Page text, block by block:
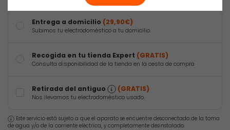
Entrega a domicilio (29,90€)
Subimos tu electrodoméstico a tu domicilio.
Recogida en tu tienda Expert (GRATIS)
Consulta disponibilidad de la tienda en la cesta de compra
Retirada del antiguo (GRATIS)
Nos llevamos tu electrodoméstico usado.
Este servicio está sujeto a que el aparato se encuentre desconectado de la toma
de agua y/o de la corriente eléctrica, y completamente desinstalado.